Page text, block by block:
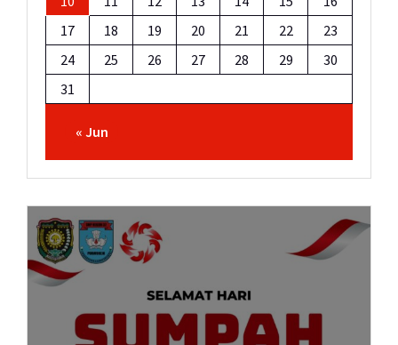
17
18 19 20 21 22
23
24
25 26 27 28 29
30
31
« Jun